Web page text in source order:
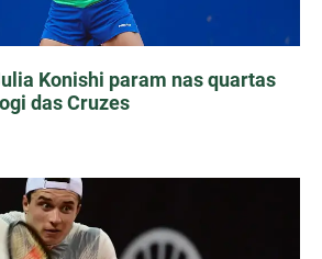
Konishi param nas quartas
das Cruzes